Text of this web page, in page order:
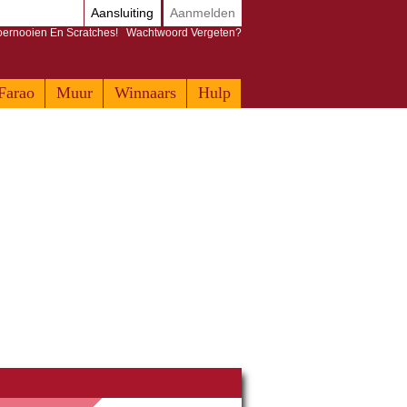
Muur Winnaars Hulp
Aansluiting Aanmelden
En Scratches! Wachtwoord Vergeten?